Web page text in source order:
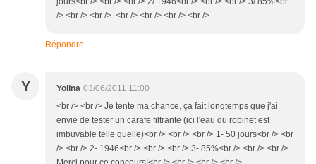
/> <br /> <br /> <br /> <br /> <br /> <br />
Répondre
Y Yolina 03/06/2011 11:00
<br /> <br /> Je tente ma chance, ça fait longtemps que j'ai
envie de tester un carafe filtrante (ici l'eau du robinet est
imbuvable telle quelle)<br /> <br /> <br /> 1- 50 jours<br /> <br
/> <br /> 2- 1946<br /> <br /> <br /> 3- 85%<br /> <br /> <br />